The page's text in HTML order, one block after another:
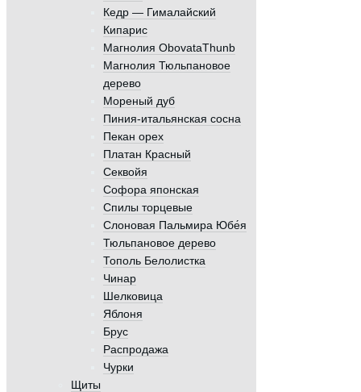
Кедр — Гималайский
Кипарис
Магнолия ObovataThunb
Магнолия Тюльпановое
дерево
Мореный дуб
Пиния-итальянская сосна
Пекан орех
Платан Красный
Секвойя
Софора японская
Спилы торцевые
Слоновая Пальмира Юбе́я
Тюльпановое дерево
Тополь Белолистка
Чинар
Шелковица
Яблоня
Брус
Распродажа
Чурки
Щиты